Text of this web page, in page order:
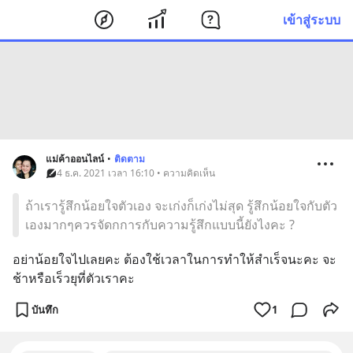
เข้าสู่ระบบ
แม่ค้าออนไลน์ • ติดตาม
4 ธ.ค. 2021 เวลา 16:10 • ความคิดเห็น
ถ้าเรารู้สึกน้อยใจตัวเอง จะเก่งก็เก่งไม่สุด รู้สึกน้อยใจกับตัว
เองมากๆควรจัดกการกับความรู้สึกแบบนี้ยังไงคะ ?
อย่าน้อยใจไปเลยคะ ต้องใช้เวลาในการทำให้สำเร็จนะคะ จะ
ช้าหรือเร็วยุที่ตัวเราคะ
บันทึก 1